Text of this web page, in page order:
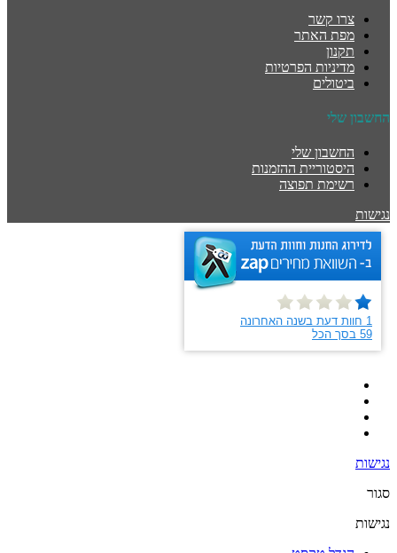
צרו קשר
מפת האתר
תקנון
מדיניות הפרטיות
ביטולים
החשבון שלי
החשבון שלי
היסטוריית ההזמנות
רשימת תפוצה
נגישות
נגישות
סגור
נגישות